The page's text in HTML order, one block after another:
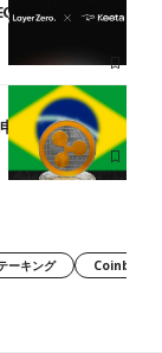
支援のキータと
請へ
ーキング Coinbase